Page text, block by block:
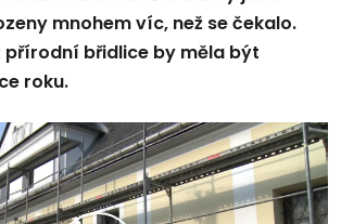
mnohem víc, než se čekalo.
přírodní břidlice by měla být
roku.